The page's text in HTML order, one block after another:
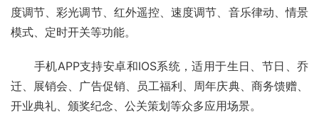
度调节、彩光调节、红外遥控、速度调节、音乐律动、情景
模式、定时开关等功能。
手机APP支持安卓和IOS系统，适用于生日、节日、乔
迁、展销会、广告促销、员工福利、周年庆典、商务馈赠、
开业典礼、颁奖纪念、公关策划等众多应用场景。